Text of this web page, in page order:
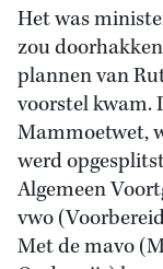
Het was
zou
plannen van
voorstel kwam.
Mammoetwet,
werd
Algemeen
vwo
Met de mavo